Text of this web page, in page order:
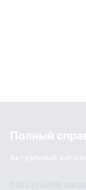
Полный
Актуальный
03223.ruufille.ru